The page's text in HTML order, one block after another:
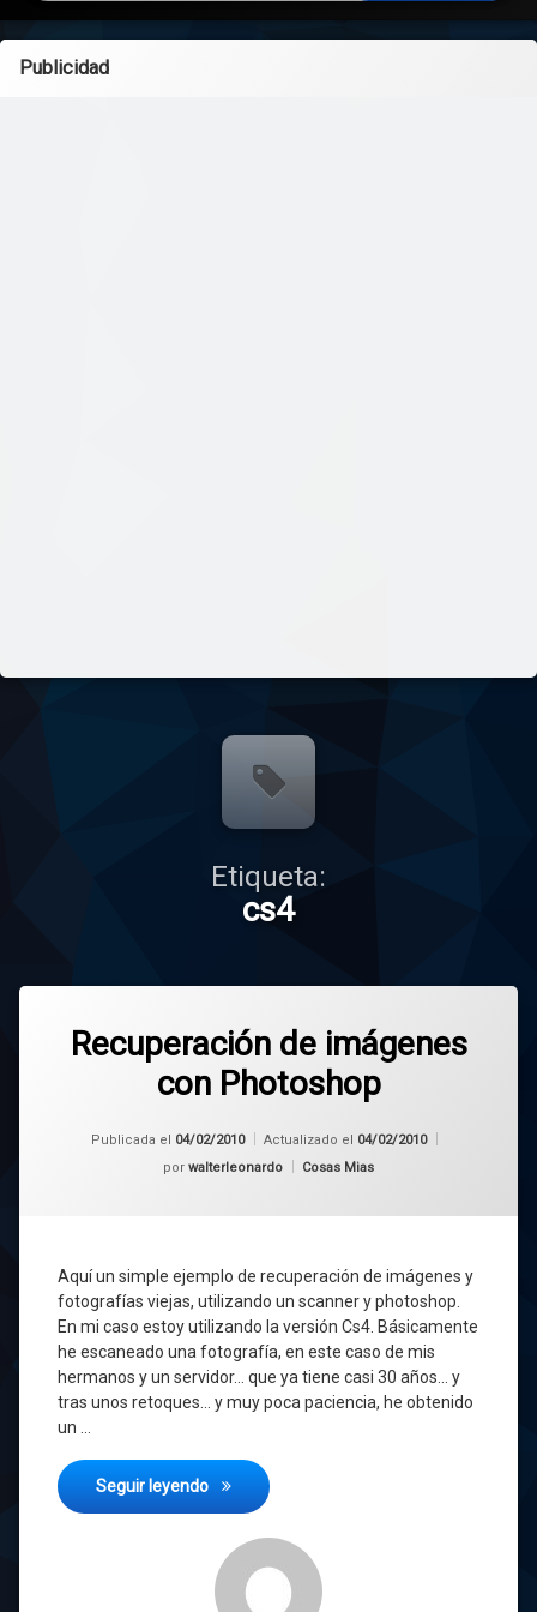
Publicidad
Etiqueta:
cs4
Recuperación de imágenes
con Photoshop
Publicada el 04/02/2010 Actualizado el 04/02/2010
por walterleonardo Categorías:
Cosas Mias
Aquí un simple ejemplo de recuperación de imágenes y
fotografías viejas, utilizando un scanner y photoshop.
En mi caso estoy utilizando la versión Cs4. Básicamente
he escaneado una fotografía, en este caso de mis
hermanos y un servidor… que ya tiene casi 30 años… y
tras unos retoques… y muy poca paciencia, he obtenido
un …
Seguir leyendo Recuperación de imágenes con Photoshop